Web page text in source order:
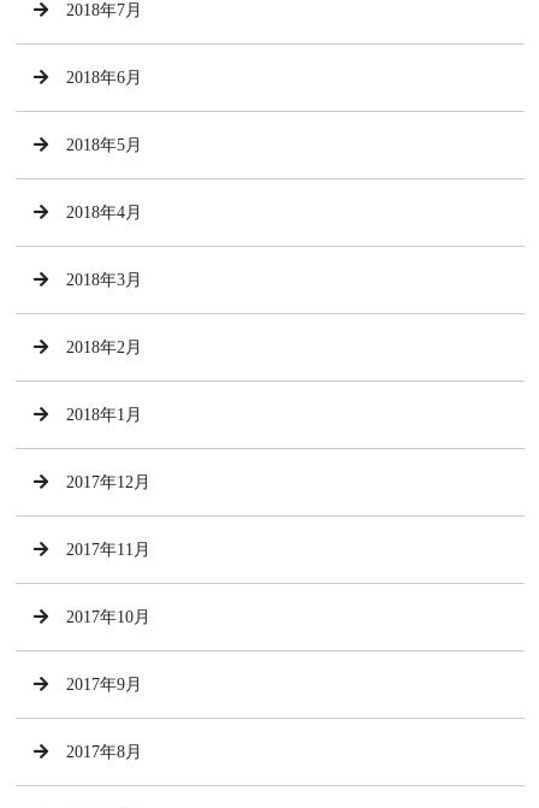
2018年7月
2018年6月
2018年5月
2018年4月
2018年3月
2018年2月
2018年1月
2017年12月
2017年11月
2017年10月
2017年9月
2017年8月